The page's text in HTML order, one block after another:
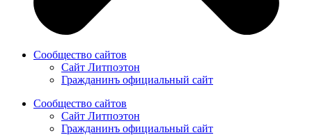
Сообщество сайтов
Сайт Литпоэтон
Гражданинъ официальный сайт
Сообщество сайтов
Сайт Литпоэтон
Гражданинъ официальный сайт